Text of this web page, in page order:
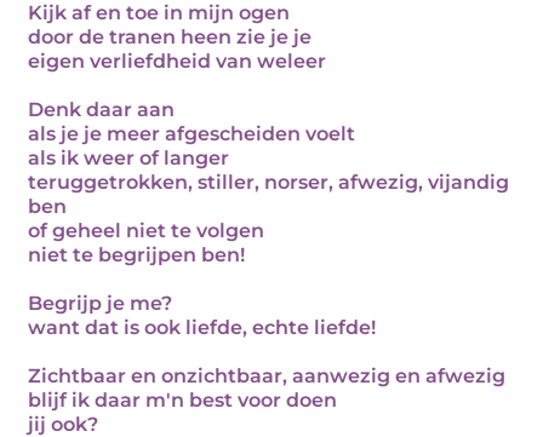
Kijk af en toe in mijn ogen
door de tranen heen zie je je
eigen verliefdheid van weleer
Denk daar aan
als je je meer afgescheiden voelt
als ik weer of langer
teruggetrokken, stiller, norser, afwezig, vijandig
ben
of geheel niet te volgen
niet te begrijpen ben!
Begrijp je me?
want dat is ook liefde, echte liefde!
Zichtbaar en onzichtbaar, aanwezig en afwezig
blijf ik daar m'n best voor doen
jij ook?